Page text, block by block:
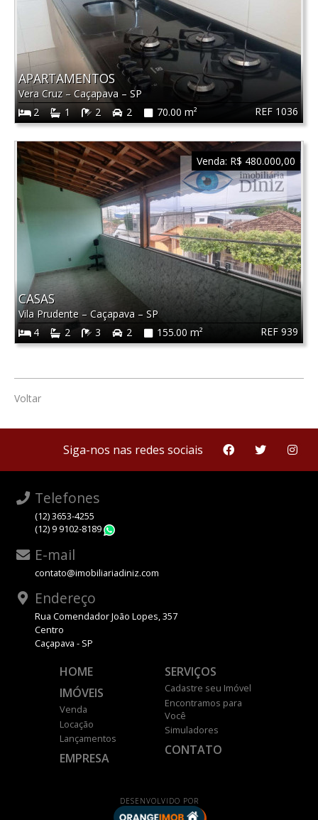
REF 1036
APARTAMENTOS
Vera Cruz –Caçapava – SP
2
1 2 2 70.00 m²
REF 939
CASAS
Vila Prudente – Caçapava – SP
4
2 3 2 155.00 m²
Venda: R$ 480.000,00
Voltar
Siga-nos nas redes sociais
Telefones
(12) 3653-4255
(12) 9 9102-8189
E-mail
contato@imobiliariadiniz.com
Endereço
Rua Comendador João Lopes, 357
Centro
Caçapava - SP
HOME
IMÓVEIS
Venda
Locação
Lançamentos
EMPRESA
SERVIÇOS
Cadastre seu Imóvel
Encontramos para
Você
Simuladores
CONTATO
DESENVOLVIDO POR